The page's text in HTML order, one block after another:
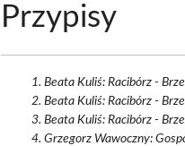
Przypisy
Beata Kuliś: Racibórz -
Beata Kuliś: Racibórz -
Beata Kuliś: Racibórz -
Grzegorz Wawoczny: